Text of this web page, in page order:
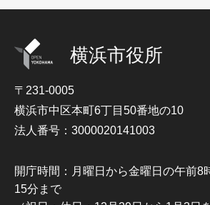
横浜市役所
〒231-0005
横浜市中区本町6丁目50番地の10
法人番号：3000020141003
開庁時間：月曜日から金曜日の午前8
15分まで